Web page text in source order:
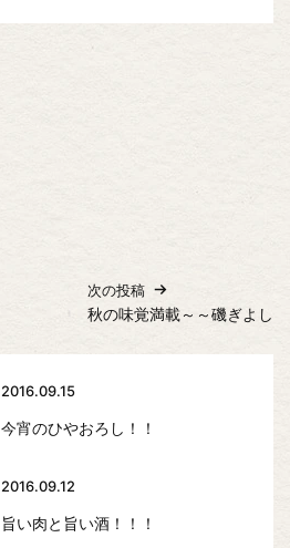
次の投稿
秋の味覚満載～～磯ぎよし
2016.09.15
今宵のひやおろし！！
2016.09.12
旨い肉と旨い酒！！！